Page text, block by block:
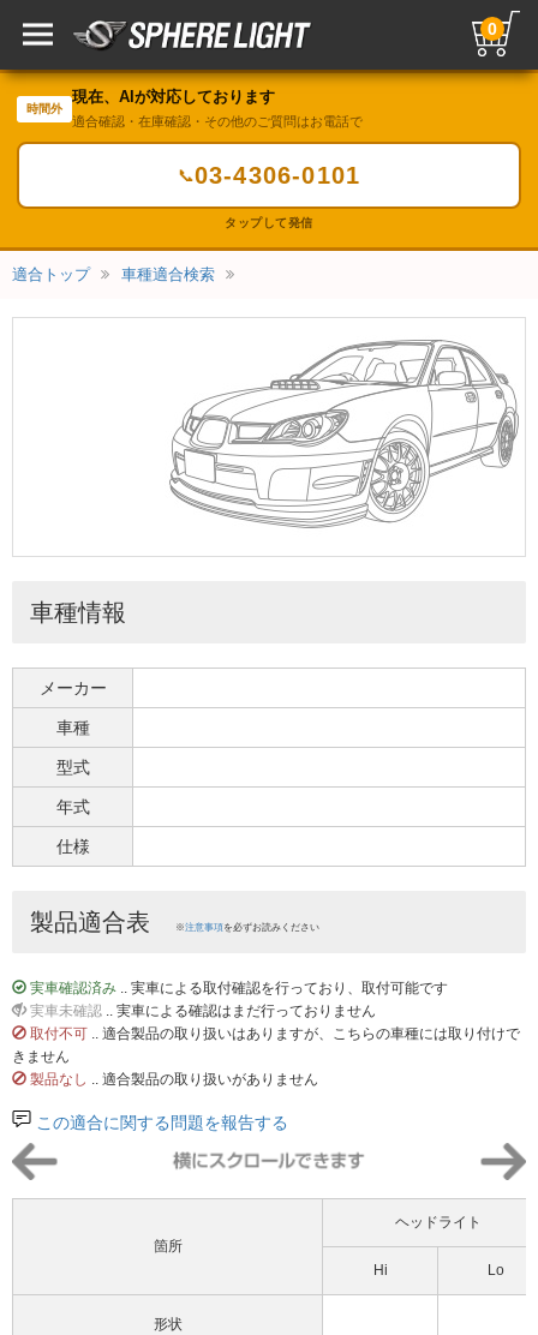
0
時間外
現在、AIが対応しております
適合確認・在庫確認・その他のご質問はお電話で
📞03-4306-0101
タップして発信
適合トップ 車種適合検索
車種情報
メーカー
車種
型式
年式
仕様
製品適合表 ※注意事項を必ずお読みください
実車確認済み .. 実車による取付確認を行っており、取付可能です
実車未確認 .. 実車による確認はまだ行っておりません
取付不可 .. 適合製品の取り扱いはありますが、こちらの車種には取り付けで
きません
製品なし .. 適合製品の取り扱いがありません
この適合に関する問題を報告する
箇所
ヘッドライト
Hi Lo
形状